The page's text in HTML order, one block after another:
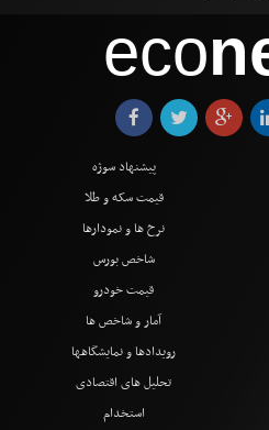
eco
پیشنهاد سوژه
قیمت سکه و طلا
نرخ ها و نمودارها
شاخص بورس
قیمت خودرو
آمار و شاخص ها
رویدادها و نمایشگاهها
تحلیل های اقتصادی
استخدام